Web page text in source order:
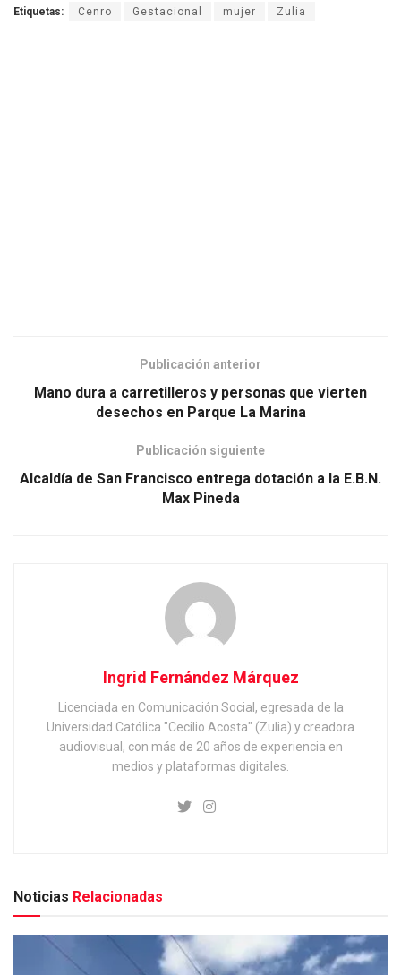
Etiquetas: Cenro Gestacional mujer Zulia
Publicación anterior
Mano dura a carretilleros y personas que vierten
desechos en Parque La Marina
Publicación siguiente
Alcaldía de San Francisco entrega dotación a la E.B.N.
Max Pineda
Ingrid Fernández Márquez
Licenciada en Comunicación Social, egresada de la
Universidad Católica "Cecilio Acosta" (Zulia) y creadora
audiovisual, con más de 20 años de experiencia en
medios y plataformas digitales.
Noticias Relacionadas